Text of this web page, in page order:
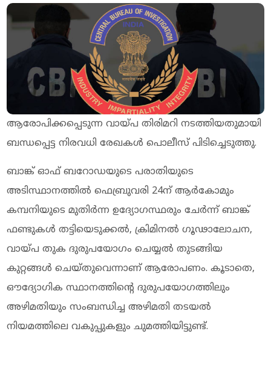
ആരോപിക്കപ്പെടുന്ന വായ്പ തിരിമറി നടത്തിയതുമായി
ബന്ധപ്പെട്ട നിരവധി രേഖകള്‍ പൊലീസ് പിടിച്ചെടുത്തു.
ബാങ്ക് ഓഫ് ബറോഡയുടെ പരാതിയുടെ
അടിസ്ഥാനത്തില്‍ ഫെബ്രുവരി 24ന് ആര്‍കോമും
കമ്പനിയുടെ മുതിര്‍ന്ന ഉദ്യോഗസ്ഥരും ചേര്‍ന്ന് ബാങ്ക്
ഫണ്ടുകള്‍ തട്ടിയെടുക്കല്‍, ക്രിമിനല്‍ ഗൂഢാലോചന,
വായ്പ തുക ദുരുപയോഗം ചെയ്യല്‍ തുടങ്ങിയ
കുറ്റങ്ങള്‍ ചെയ്തുവെന്നാണ് ആരോപണം. കൂടാതെ,
ഔദ്യോഗിക സ്ഥാനത്തിന്റെ ദുരുപയോഗത്തിലും
അഴിമതിയും സംബന്ധിച്ച അഴിമതി തടയല്‍
നിയമത്തിലെ വകുപ്പുകളും ചുമത്തിയിട്ടുണ്ട്.